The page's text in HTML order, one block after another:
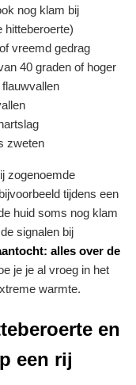
nog klam bij
hitteberoerte)
vreemd gedrag
40 graden of hoger
zweten
zogenoemde
tijdens een
huid soms nog klam
signalen bij
alles over de
je je al vroeg in het
warmte.
en
een rij